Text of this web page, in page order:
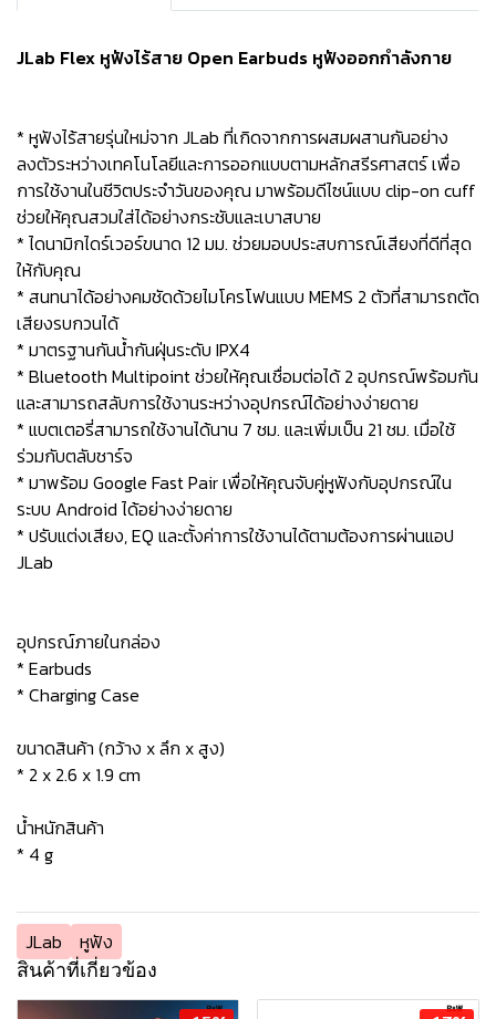
JLab Flex หูฟังไร้สาย Open Earbuds หูฟังออกกำลังกาย
* หูฟังไร้สายรุ่นใหม่จาก JLab ที่เกิดจากการผสมผสานกันอย่าง
ลงตัวระหว่างเทคโนโลยีและการออกแบบตามหลักสรีรศาสตร์ เพื่อ
การใช้งานในชีวิตประจำวันของคุณ มาพร้อมดีไซน์แบบ clip-on cuff
ช่วยให้คุณสวมใส่ได้อย่างกระชับและเบาสบาย
* ไดนามิกไดร์เวอร์ขนาด 12 มม. ช่วยมอบประสบการณ์เสียงที่ดีที่สุด
ให้กับคุณ
* สนทนาได้อย่างคมชัดด้วยไมโครโฟนแบบ MEMS 2 ตัวที่สามารถตัด
เสียงรบกวนได้
* มาตรฐานกันน้ำกันฝุ่นระดับ IPX4
* Bluetooth Multipoint ช่วยให้คุณเชื่อมต่อได้ 2 อุปกรณ์พร้อมกัน
และสามารถสลับการใช้งานระหว่างอุปกรณ์ได้อย่างง่ายดาย
* แบตเตอรี่สามารถใช้งานได้นาน 7 ชม. และเพิ่มเป็น 21 ชม. เมื่อใช้
ร่วมกับตลับชาร์จ
* มาพร้อม Google Fast Pair เพื่อให้คุณจับคู่หูฟังกับอุปกรณ์ใน
ระบบ Android ได้อย่างง่ายดาย
* ปรับแต่งเสียง, EQ และตั้งค่าการใช้งานได้ตามต้องการผ่านแอป
JLab
อุปกรณ์ภายในกล่อง
* Earbuds
* Charging Case
ขนาดสินค้า (กว้าง x ลึก x สูง)
* 2 x 2.6 x 1.9 cm
น้ำหนักสินค้า
* 4 g
JLab หูฟัง
สินค้าที่เกี่ยวข้อง